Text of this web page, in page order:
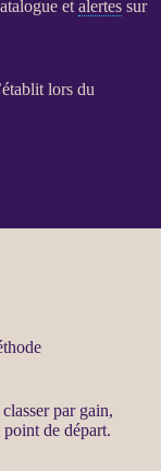
et alertessur
lors du
par gain,
de départ.